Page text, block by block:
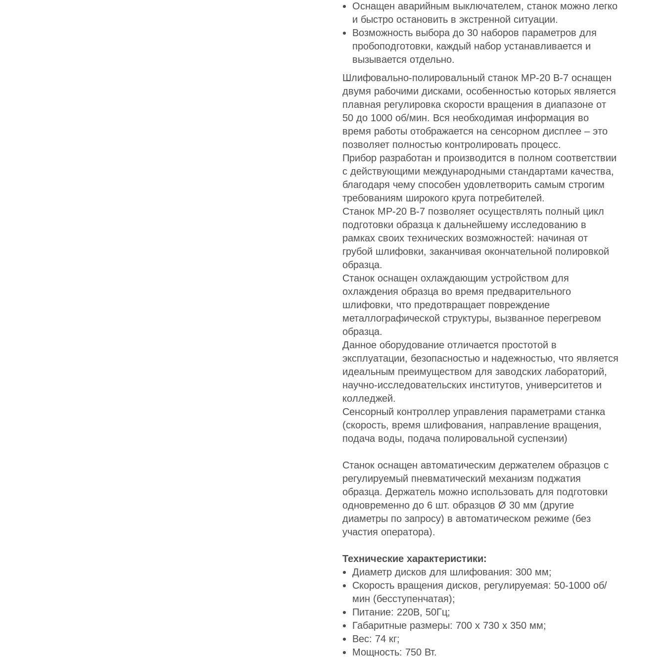
Оснащен аварийным выключателем, станок можно легко
и быстро остановить в экстренной ситуации.
Возможность выбора до 30 наборов параметров для
пробоподготовки, каждый набор устанавливается и
вызывается отдельно.
Шлифовально-полировальный станок MP-20 В-7 оснащен
двумя рабочими дисками, особенностью которых является
плавная регулировка скорости вращения в диапазоне от
50 до 1000 об/мин. Вся необходимая информация во
время работы отображается на сенсорном дисплее – это
позволяет полностью контролировать процесс.
Прибор разработан и производится в полном соответствии
с действующими международными стандартами качества,
благодаря чему способен удовлетворить самым строгим
требованиям широкого круга потребителей.
Станок MP-20 В-7 позволяет осуществлять полный цикл
подготовки образца к дальнейшему исследованию в
рамках своих технических возможностей: начиная от
грубой шлифовки, заканчивая окончательной полировкой
образца.
Станок оснащен охлаждающим устройством для
охлаждения образца во время предварительного
шлифовки, что предотвращает повреждение
металлографической структуры, вызванное перегревом
образца.
Данное оборудование отличается простотой в
эксплуатации, безопасностью и надежностью, что является
идеальным преимуществом для заводских лабораторий,
научно-исследовательских институтов, университетов и
колледжей.
Сенсорный контроллер управления параметрами станка
(скорость, время шлифования, направление вращения,
подача воды, подача полировальной суспензии)
Станок оснащен автоматическим держателем образцов с
регулируемый пневматический механизм поджатия
образца. Держатель можно использовать для подготовки
одновременно до 6 шт. образцов Ø 30 мм (другие
диаметры по запросу) в автоматическом режиме (без
участия оператора).
Технические характеристики:
Диаметр дисков для шлифования: 300 мм;
Скорость вращения дисков, регулируемая: 50-1000 об/
мин (бесступенчатая);
Питание: 220В, 50Гц;
Габаритные размеры: 700 x 730 x 350 мм;
Вес: 74 кг;
Мощность: 750 Вт.